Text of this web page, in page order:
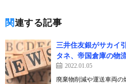
関連する記事
三井住友銀がサカイ
タネ、帝国倉庫の物
2022.01.05
廃棄物削減や運送車両の